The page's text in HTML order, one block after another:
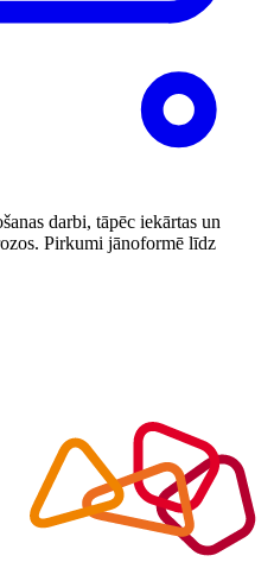
darbi, tāpēc iekārtas un
Pirkumi jānoformē līdz